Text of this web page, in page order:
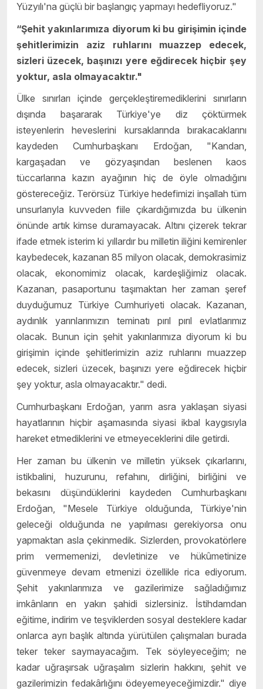
Yüzyılı'na güçlü bir başlangıç yapmayı hedefliyoruz."
“Şehit yakınlarımıza diyorum ki bu girişimin içinde
şehitlerimizin aziz ruhlarını muazzep edecek,
sizleri üzecek, başınızı yere eğdirecek hiçbir şey
yoktur, asla olmayacaktır."
Ülke sınırları içinde gerçekleştiremediklerini sınırların
dışında başararak Türkiye'ye diz çöktürmek
isteyenlerin heveslerini kursaklarında bırakacaklarını
kaydeden Cumhurbaşkanı Erdoğan, "Kandan,
kargaşadan ve gözyaşından beslenen kaos
tüccarlarına kazın ayağının hiç de öyle olmadığını
göstereceğiz. Terörsüz Türkiye hedefimizi inşallah tüm
unsurlarıyla kuvveden fiile çıkardığımızda bu ülkenin
önünde artık kimse duramayacak. Altını çizerek tekrar
ifade etmek isterim ki yıllardır bu milletin iliğini kemirenler
kaybedecek, kazanan 85 milyon olacak, demokrasimiz
olacak, ekonomimiz olacak, kardeşliğimiz olacak.
Kazanan, pasaportunu taşımaktan her zaman şeref
duyduğumuz Türkiye Cumhuriyeti olacak. Kazanan,
aydınlık yarınlarımızın teminatı pırıl pırıl evlatlarımız
olacak. Bunun için şehit yakınlarımıza diyorum ki bu
girişimin içinde şehitlerimizin aziz ruhlarını muazzep
edecek, sizleri üzecek, başınızı yere eğdirecek hiçbir
şey yoktur, asla olmayacaktır." dedi.
Cumhurbaşkanı Erdoğan, yarım asra yaklaşan siyasi
hayatlarının hiçbir aşamasında siyasi ikbal kaygısıyla
hareket etmediklerini ve etmeyeceklerini dile getirdi.
Her zaman bu ülkenin ve milletin yüksek çıkarlarını,
istikbalini, huzurunu, refahını, dirliğini, birliğini ve
bekasını düşündüklerini kaydeden Cumhurbaşkanı
Erdoğan, "Mesele Türkiye olduğunda, Türkiye'nin
geleceği olduğunda ne yapılması gerekiyorsa onu
yapmaktan asla çekinmedik. Sizlerden, provokatörlere
prim vermemenizi, devletinize ve hükûmetinize
güvenmeye devam etmenizi özellikle rica ediyorum.
Şehit yakınlarımıza ve gazilerimize sağladığımız
imkânların en yakın şahidi sizlersiniz. İstihdamdan
eğitime, indirim ve teşviklerden sosyal desteklere kadar
onlarca ayrı başlık altında yürütülen çalışmaları burada
teker teker saymayacağım. Tek söyleyeceğim; ne
kadar uğraşırsak uğraşalım sizlerin hakkını, şehit ve
gazilerimizin fedakârlığını ödeyemeyeceğimizdir." diye